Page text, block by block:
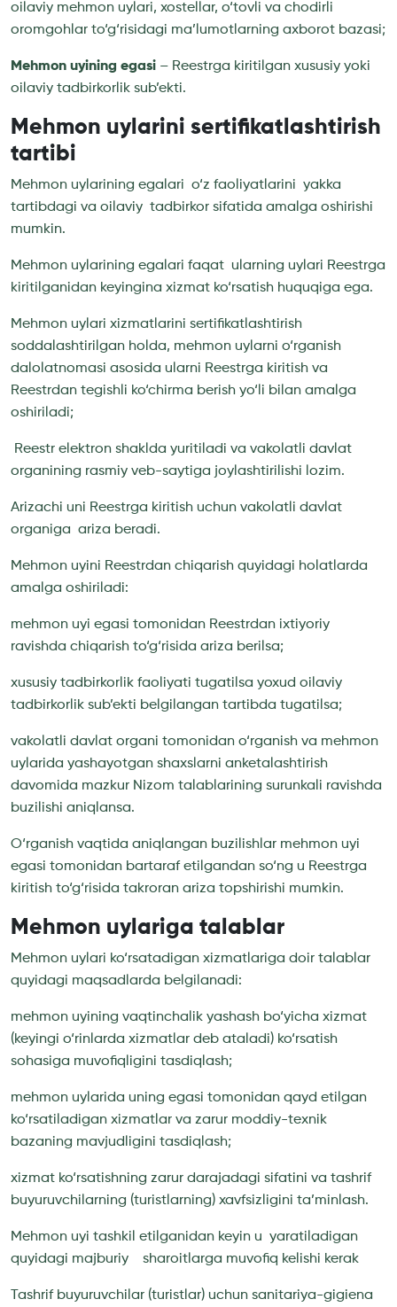
oilaviy mehmon uylari, xostellar, o‘tovli va chodirli
oromgohlar to‘g‘risidagi ma’lumotlarning axborot bazasi;
Mehmon uyining egasi – Reestrga kiritilgan xususiy yoki
oilaviy tadbirkorlik sub’ekti.
Mehmon uylarini sertifikatlashtirish
tartibi
Mehmon uylarining egalari o‘z faoliyatlarini yakka
tartibdagi va oilaviy tadbirkor sifatida amalga oshirishi
mumkin.
Mehmon uylarining egalari faqat ularning uylari Reestrga
kiritilganidan keyingina xizmat ko‘rsatish huquqiga ega.
Mehmon uylari xizmatlarini sertifikatlashtirish
soddalashtirilgan holda, mehmon uylarni o‘rganish
dalolatnomasi asosida ularni Reestrga kiritish va
Reestrdan tegishli ko‘chirma berish yo‘li bilan amalga
oshiriladi;
Reestr elektron shaklda yuritiladi va vakolatli davlat
organining rasmiy veb-saytiga joylashtirilishi lozim.
Arizachi uni Reestrga kiritish uchun vakolatli davlat
organiga ariza beradi.
Mehmon uyini Reestrdan chiqarish quyidagi holatlarda
amalga oshiriladi:
mehmon uyi egasi tomonidan Reestrdan ixtiyoriy
ravishda chiqarish to‘g‘risida ariza berilsa;
xususiy tadbirkorlik faoliyati tugatilsa yoxud oilaviy
tadbirkorlik sub’ekti belgilangan tartibda tugatilsa;
vakolatli davlat organi tomonidan o‘rganish va mehmon
uylarida yashayotgan shaxslarni anketalashtirish
davomida mazkur Nizom talablarining surunkali ravishda
buzilishi aniqlansa.
O‘rganish vaqtida aniqlangan buzilishlar mehmon uyi
egasi tomonidan bartaraf etilgandan so‘ng u Reestrga
kiritish to‘g‘risida takroran ariza topshirishi mumkin.
Mehmon uylariga talablar
Mehmon uylari ko‘rsatadigan xizmatlariga doir talablar
quyidagi maqsadlarda belgilanadi:
mehmon uyining vaqtinchalik yashash bo‘yicha xizmat
(keyingi o‘rinlarda xizmatlar deb ataladi) ko‘rsatish
sohasiga muvofiqligini tasdiqlash;
mehmon uylarida uning egasi tomonidan qayd etilgan
ko‘rsatiladigan xizmatlar va zarur moddiy-texnik
bazaning mavjudligini tasdiqlash;
xizmat ko‘rsatishning zarur darajadagi sifatini va tashrif
buyuruvchilarning (turistlarning) xavfsizligini ta’minlash.
Mehmon uyi tashkil etilganidan keyin u yaratiladigan
quyidagi majburiy sharoitlarga muvofiq kelishi kerak
Tashrif buyuruvchilar (turistlar) uchun sanitariya-gigiena